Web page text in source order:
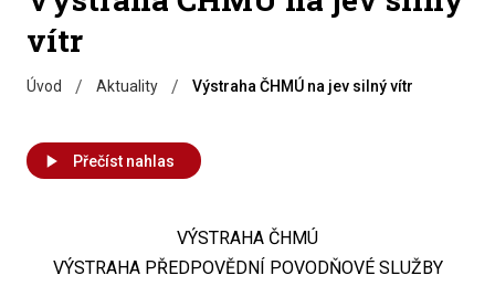
vítr
Úvod / Aktuality / Výstraha ČHMÚ na jev silný vítr
Přečíst nahlas
VÝSTRAHA ČHMÚ
VÝSTRAHA PŘEDPOVĚDNÍ POVODŇOVÉ SLUŽBY